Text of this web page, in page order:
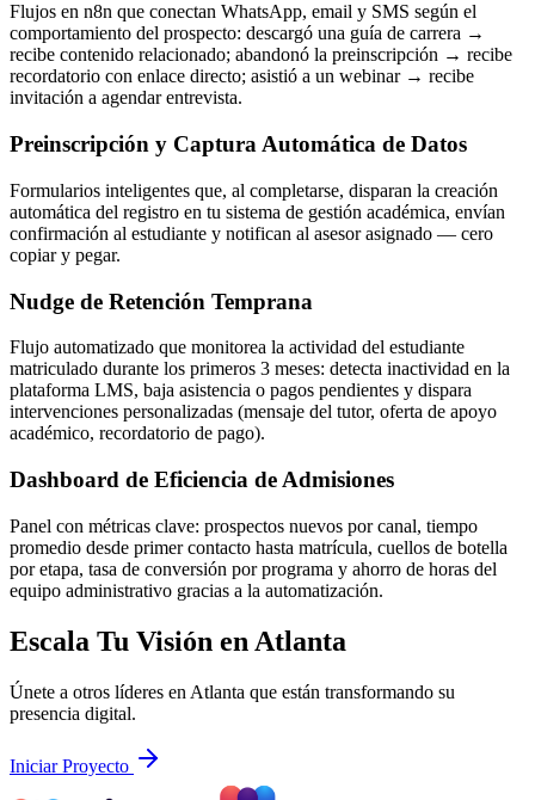
Flujos en n8n que conectan WhatsApp, email y SMS según el
comportamiento del prospecto: descargó una guía de carrera →
recibe contenido relacionado; abandonó la preinscripción → recibe
recordatorio con enlace directo; asistió a un webinar → recibe
invitación a agendar entrevista.
Preinscripción y Captura Automática de Datos
Formularios inteligentes que, al completarse, disparan la creación
automática del registro en tu sistema de gestión académica, envían
confirmación al estudiante y notifican al asesor asignado — cero
copiar y pegar.
Nudge de Retención Temprana
Flujo automatizado que monitorea la actividad del estudiante
matriculado durante los primeros 3 meses: detecta inactividad en la
plataforma LMS, baja asistencia o pagos pendientes y dispara
intervenciones personalizadas (mensaje del tutor, oferta de apoyo
académico, recordatorio de pago).
Dashboard de Eficiencia de Admisiones
Panel con métricas clave: prospectos nuevos por canal, tiempo
promedio desde primer contacto hasta matrícula, cuellos de botella
por etapa, tasa de conversión por programa y ahorro de horas del
equipo administrativo gracias a la automatización.
Escala Tu Visión en Atlanta
Únete a otros líderes en Atlanta que están transformando su
presencia digital.
Iniciar Proyecto